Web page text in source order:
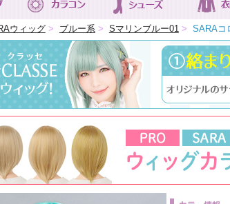
ウィッグ > ブルー系 > Sマリンブルー01 > SARAコ